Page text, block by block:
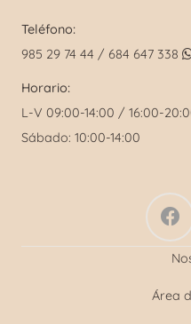
Teléfono:
985 29 74 44 / 684 647 338
Horario:
L-V 09:00-14:00 / 16:00-
Sábado: 10:00-14:00
Área